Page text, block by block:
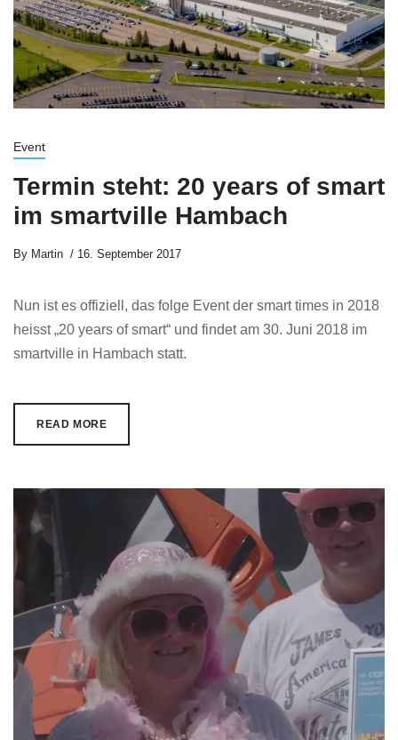
Event
Termin steht: 20 years of smart
im smartville Hambach
By Martin 16. September 2017
Nun ist es offiziell, das folge Event der smart times in 2018
heisst „20 years of smart“ und findet am 30. Juni 2018 im
smartville in Hambach statt.
READ MORE